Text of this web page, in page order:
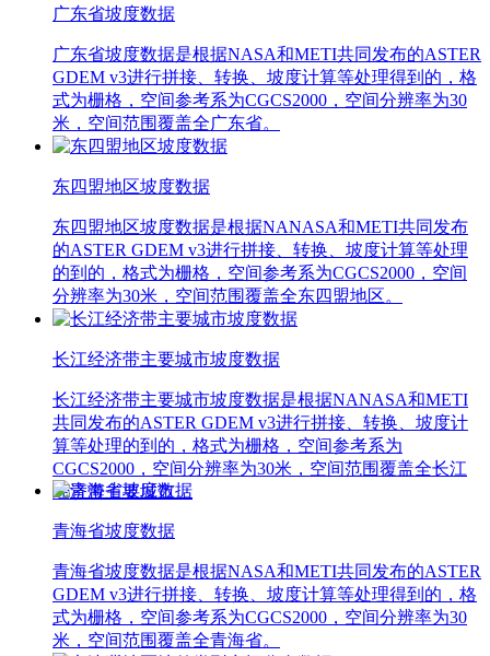
广东省坡度数据
广东省坡度数据是根据NASA和METI共同发布的ASTER
GDEM v3进行拼接、转换、坡度计算等处理得到的，格
式为栅格，空间参考系为CGCS2000，空间分辨率为30
米，空间范围覆盖全广东省。
东四盟地区坡度数据
东四盟地区坡度数据是根据NANASA和METI共同发布
的ASTER GDEM v3进行拼接、转换、坡度计算等处理
的到的，格式为栅格，空间参考系为CGCS2000，空间
分辨率为30米，空间范围覆盖全东四盟地区。
长江经济带主要城市坡度数据
长江经济带主要城市坡度数据是根据NANASA和METI
共同发布的ASTER GDEM v3进行拼接、转换、坡度计
算等处理的到的，格式为栅格，空间参考系为
CGCS2000，空间分辨率为30米，空间范围覆盖全长江
经济带主要城市。
青海省坡度数据
青海省坡度数据是根据NASA和METI共同发布的ASTER
GDEM v3进行拼接、转换、坡度计算等处理得到的，格
式为栅格，空间参考系为CGCS2000，空间分辨率为30
米，空间范围覆盖全青海省。